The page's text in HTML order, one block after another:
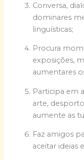
Conversa,
dominares
linguísticas;
Procura
exposições,
aumentares
Participa em
arte,
aumente as
Faz amigos
aceitar ideias